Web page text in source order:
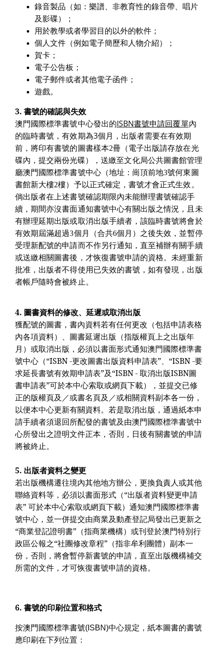
錄音製品（如：樂譜、非教育性的錄音帶、唱片
及影碟）；
用於教學或者學習目的以外的軟件；
個人文件（例如電子簡歷和人物介紹）；
賀卡；
電子公告板；
電子郵件或者其他電子函件；
遊戲。
3. 書號的確認與失效
澳門國際標準書號中心發出的ISBN書號申請回覆單內
的臨時書號，有效期為3個月，出版者需要在有效期
前，將印有書號的圖書樣本2冊（電子出版請存放在光
碟內 ，提交兩份光碟），送繳至文化局公共圖書館管理
廳澳門國際標準書號中心（地址：崗頂前地3號何東圖
書館新大樓2樓）予以正式確定，書號才會正式生效。
倘出版者在上述書號確認期限內未能辦理書號確認手
續，期間亦沒書面通知書號中心有關出版之情況，且未
有辦理延期出版或取消出版手續者，該臨時書號將會於
有效期屆滿超過3個月（合共6個月）之後失效，並暫停
受理新配號的申請而不作另行通知，直至補辦有關手續
或送繳相關圖書後，才恢復書號申請的資格。未經重新
批准，出版者不得使用已失效的書號，如有發現，出版
者帳戶隨時會被終止。
4. 圖書資料的修改、延遲或取消出版
獲配號的圖書，書內資料若有任何更改（包括申請表格
內各項資料）、圖書延遲出版（指版權頁上之出版年
月）或取消出版，必須以書面形式通知澳門國際標準書
號中心（“ISBN -更改圖書出版資料申請表”、“ISBN -要
求延長書號有效期申請表”及“ISBN - 取消出版ISBN圖
書申請表”可於本中心索取或網頁下載），並提交已修
正的版權頁及／或書名頁及／或相關資料副本各一份，
以便本中心更新有關資料。若是取消出版，通過紙本申
請手續者須退回所配發的書號及由澳門國際標準書號中
心所發出之證明文件正本，否則，日後有關書號的申請
將被終止。
5. 出版者資料之變更
若出版機構遷往境內其他地方辦公，更換負責人或其他
聯絡資料等，必須以書面形式（“出版者資料變更申請
表” 可於本中心索取或網頁下載）通知澳門國際標準書
號中心，並一併提交由商業及動產登記局發出已更新之
“商業登記證明書”（指商業機構）或刊登於澳門特別行
政區公報之“社團修改章程”（指非牟利團體）副本一
份，否則，將會暫停新書號的申請，直至出版機構補交
所需的文件，才可恢復書號申請的資格。
6. 書號的印刷位置和格式
按澳門國際標準書號(ISBN)中心規定，紙本圖書的書號
應印刷在下列位置：